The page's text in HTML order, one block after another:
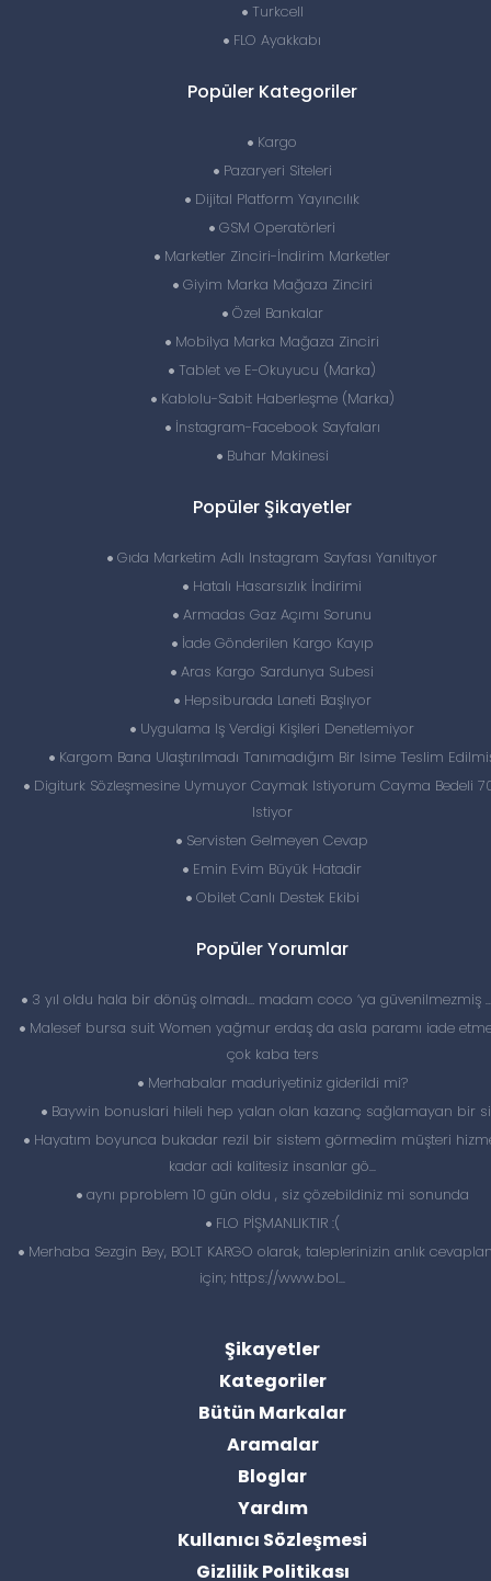
Turkcell
FLO Ayakkabı
Popüler Kategoriler
Kargo
Pazaryeri Siteleri
Dijital Platform Yayıncılık
GSM Operatörleri
Marketler Zinciri-İndirim Marketler
Giyim Marka Mağaza Zinciri
Özel Bankalar
Mobilya Marka Mağaza Zinciri
Tablet ve E-Okuyucu (Marka)
Kablolu-Sabit Haberleşme (Marka)
İnstagram-Facebook Sayfaları
Buhar Makinesi
Popüler Şikayetler
Gıda Marketim Adlı Instagram Sayfası Yanıltıyor
Hatalı Hasarsızlık İndirimi
Armadas Gaz Açımı Sorunu
İade Gönderilen Kargo Kayıp
Aras Kargo Sardunya Subesi
Hepsiburada Laneti Başlıyor
Uygulama Iş Verdigi Kişileri Denetlemiyor
Kargom Bana Ulaştırılmadı Tanımadığım Bir Isime Teslim
Digiturk Sözleşmesine Uymuyor Caymak Istiyorum Cayma Bedeli
Istiyor
Servisten Gelmeyen Cevap
Emin Evim Büyük Hatadir
Obilet Canlı Destek Ekibi
Popüler Yorumlar
3 yıl oldu hala bir dönüş olmadı… madam coco ‘ya güvenilmezmiş
Malesef bursa suit Women yağmur erdaş da asla paramı iade
çok kaba ters
Merhabalar maduriyetiniz giderildi mi?
Baywin bonuslari hileli hep yalan olan kazanç sağlamayan bir
Hayatım boyunca bukadar rezil bir sistem görmedim müşteri
kadar adi kalitesiz insanlar gö...
aynı pproblem 10 gün oldu , siz çözebildiniz mi sonunda
FLO PİŞMANLIKTIR :(
Merhaba Sezgin Bey, BOLT KARGO olarak, taleplerinizin anlık
için; https://www.bol...
Şikayetler
Kategoriler
Bütün Markalar
Aramalar
Bloglar
Yardım
Kullanıcı Sözleşmesi
Gizlilik Politikası